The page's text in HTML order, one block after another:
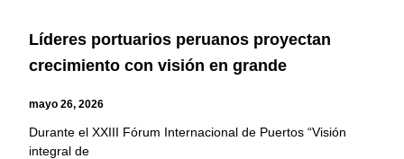
Líderes portuarios peruanos proyectan
crecimiento con visión en grande
mayo 26, 2026
Durante el XXIII Fórum Internacional de Puertos “Visión
integral de